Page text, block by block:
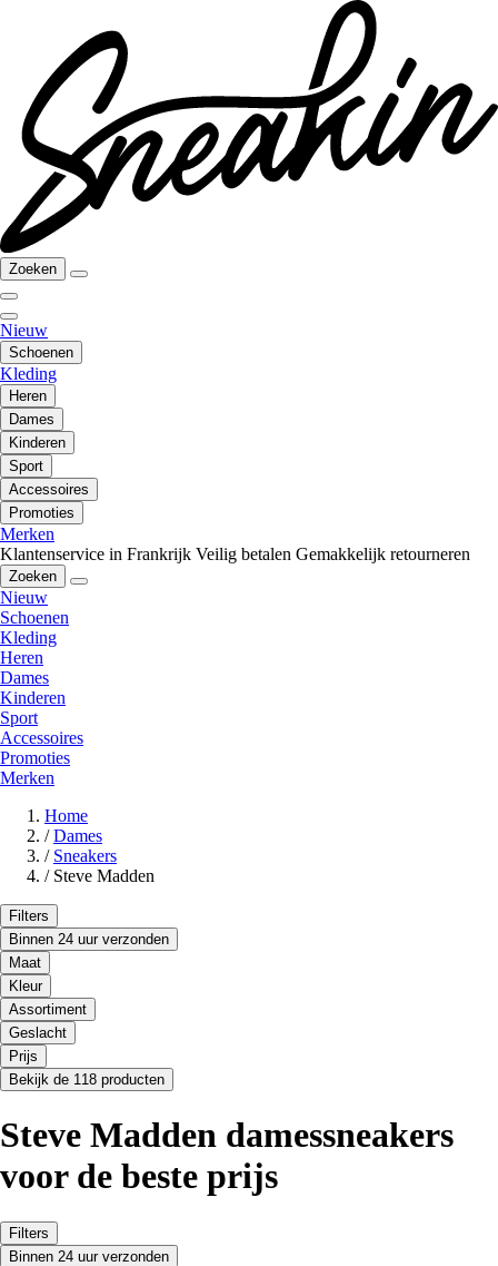
Zoeken
Nieuw
Schoenen
Kleding
Heren
Dames
Kinderen
Sport
Accessoires
Promoties
Merken
Klantenservice in Frankrijk Veilig betalen Gemakkelijk retourneren
Zoeken
Nieuw
Schoenen
Kleding
Heren
Dames
Kinderen
Sport
Accessoires
Promoties
Merken
Home
/ Dames
/ Sneakers
/ Steve Madden
Filters
Binnen 24 uur verzonden
Maat
Kleur
Assortiment
Geslacht
Prijs
Bekijk de 118 producten
Steve Madden damessneakers
voor de beste prijs
Filters
Binnen 24 uur verzonden